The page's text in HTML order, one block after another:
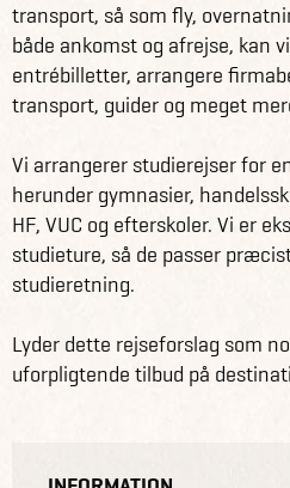
transport, så som fly,
både ankomst og afrejse, kan
entrébilletter, arrangere
transport, guider og meget
Vi arrangerer studierejser for
herunder gymnasier,
HF, VUC og efterskoler. Vi er
studieture, så de passer
studieretning.
Lyder dette rejseforslag som
uforpligtende tilbud på